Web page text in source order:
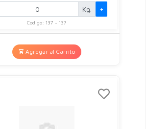
Kg. +
Codigo: 137 - 137
Agregar al Carrito